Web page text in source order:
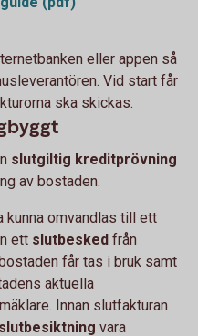
eller appen så
Vid start får
ska skickas.
slutgiltig kreditprövning
av bostaden.
kunna omvandlas till ett
ett slutbesked från
får tas i bruk samt
aktuella
Innan slutfakturan
slutbesiktning vara